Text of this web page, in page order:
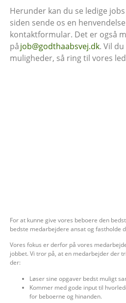
Herunder kan du se ledige
siden sende os en
kontaktformular. Det er også
påjob@godthaabsvej.dk. Vil
muligheder, så ring til vores
For at kunne give vores beboere den
bedste medarbejdere ansat og fastholde
Vores fokus er derfor på vores
jobbet. Vi tror på, at en medarbejder der
der:
Løser sine opgaver bedst muligt
Kommer med gode input til
for beboerne og hinanden.